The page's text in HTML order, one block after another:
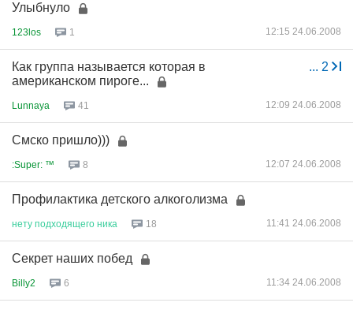
Улыбнуло
123los 1 12:15 24.06.2008
... 2
Как группа называется которая в
американском пироге...
Lunnaya 41 12:09 24.06.2008
Смско пришло)))
:Super: ™ 8 12:07 24.06.2008
Профилактика детского алкоголизма
нету подходящего ника 18 11:41 24.06.2008
Секрет наших побед
Billy2 6 11:34 24.06.2008